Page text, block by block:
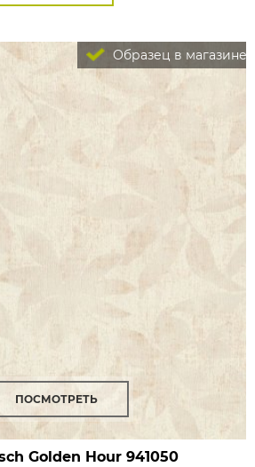
Образец в магазине
ПОСМОТРЕТЬ
Golden Hour941050